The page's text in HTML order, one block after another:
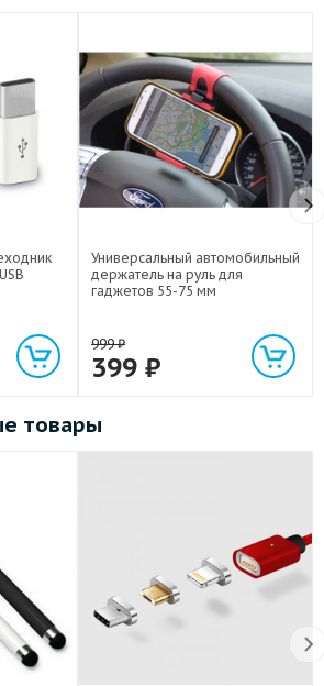
Универсальный автомобильный
держатель на руль для
гаджетов 55-75 мм
999₽
399 ₽
товары